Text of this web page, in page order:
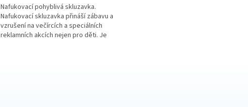
Nafukovací pohyblivá skluzavka.
Nafukovací skluzavka přináší zábavu a
vzrušení na večírcích a speciálních
reklamních akcích nejen pro děti. Je